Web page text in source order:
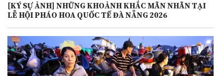
[KÝ SỰ ẢNH] NHỮNG KHOẢNH KHẮC MÃN NHÃN TẠI
LỄ HỘI PHÁO HOA QUỐC TẾ ĐÀ NẴNG 2026